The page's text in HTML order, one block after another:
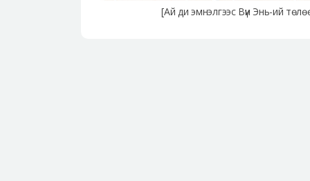
[Ай ди эмнэлгээс Вүи Энь-ий